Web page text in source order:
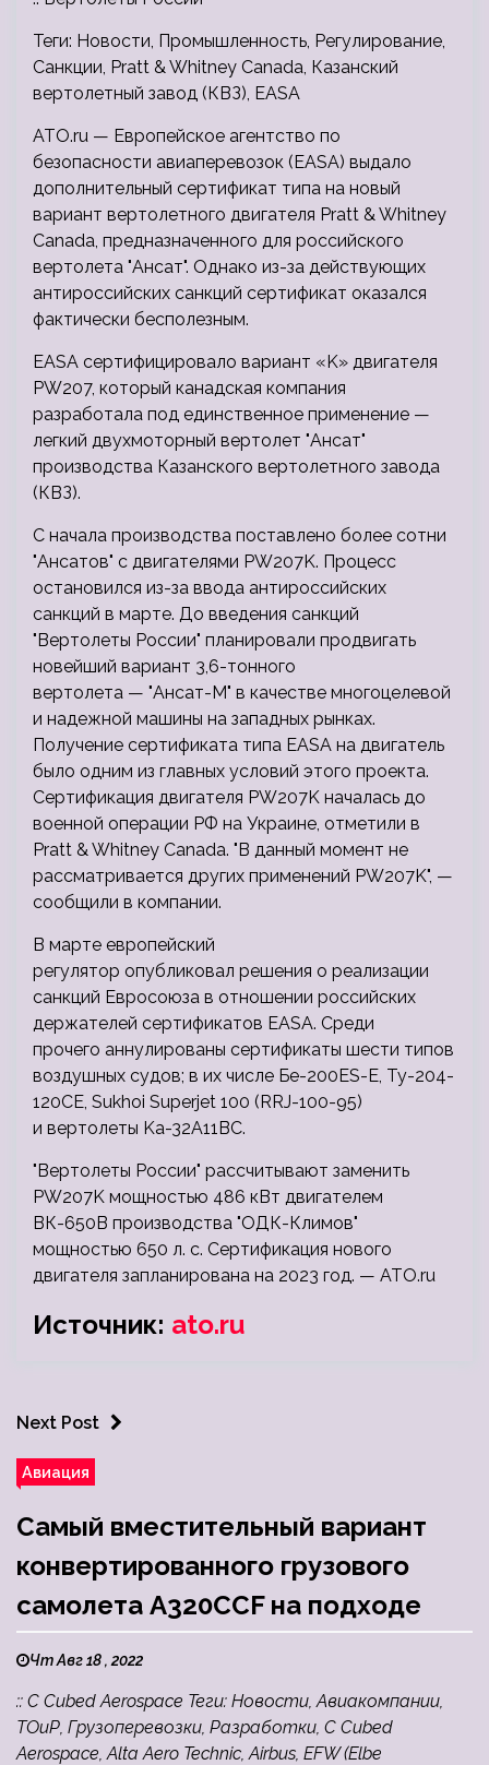
Теги: Новости, Промышленность, Регулирование,
Санкции, Pratt & Whitney Canada, Казанский
вертолетный завод (КВЗ), EASA
ATO.ru — Европейское агентство по
безопасности авиаперевозок (EASA) выдало
дополнительный сертификат типа на новый
вариант вертолетного двигателя Pratt & Whitney
Canada, предназначенного для российского
вертолета "Ансат". Однако из-за действующих
антироссийских санкций сертификат оказался
фактически бесполезным.
EASA сертифицировало вариант «K» двигателя
PW207, который канадская компания
разработала под единственное применение —
легкий двухмоторный вертолет "Ансат"
производства Казанского вертолетного завода
(КВЗ).
С начала производства поставлено более сотни
"Ансатов" с двигателями PW207K. Процесс
остановился из-за ввода антироссийских
санкций в марте. До введения санкций
"Вертолеты России" планировали продвигать
новейший вариант 3,6-тонного
вертолета — "Ансат-М" в качестве многоцелевой
и надежной машины на западных рынках.
Получение сертификата типа EASA на двигатель
было одним из главных условий этого проекта.
Сертификация двигателя PW207K началась до
военной операции РФ на Украине, отметили в
Pratt & Whitney Canada. "В данный момент не
рассматривается других применений PW207K", —
сообщили в компании.
В марте европейский
регулятор опубликовал решения о реализации
санкций Евросоюза в отношении российских
держателей сертификатов EASA. Среди
прочего аннулированы сертификаты шести типов
воздушных судов; в их числе Бе-200ES-E, Ту-204-
120CE, Sukhoi Superjet 100 (RRJ-100-95)
и вертолеты Ka-32A11BC.
"Вертолеты России" рассчитывают заменить
PW207K мощностью 486 кВт двигателем
ВК-650В производства "ОДК-Климов"
мощностью 650 л. с. Сертификация нового
двигателя запланирована на 2023 год. — ATO.ru
Источник: ato.ru
Next Post
Авиация
Самый вместительный вариант
конвертированного грузового
самолета A320CCF на подходе
Чт Авг 18 , 2022
:: C Cubed Aerospace Теги: Новости, Авиакомпании,
ТОиР, Грузоперевозки, Разработки, C Cubed
Aerospace, Alta Aero Technic, Airbus, EFW (Elbe